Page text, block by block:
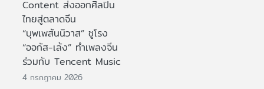
Content ส่งออกศิลปิน
ไทยสู่ตลาดจีน
“บุพเพสันนิวาส” ชูโรง
“ออกัส-เล้ง” ทำเพลงจีน
ร่วมกับ Tencent Music
4 กรกฎาคม 2026